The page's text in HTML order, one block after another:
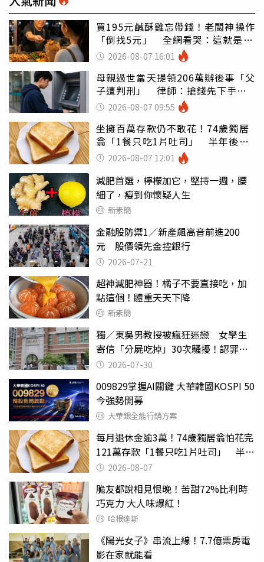
買195元鹹酥雞忘帶錢！老闆神操作
「倒找5元」 全網看哭：這就是台
灣 2026-08-07 16:01
母親過世當天提領206萬辦後事「父
子遭判刑」 律師：搶錢先下手是
罪 2026-08-07 09:55
坐擁百萬存款仍不敢花！74歲獨居
翁「1餐只吃1片吐司」 半年後暴
瘦嚇壞女兒
2026-08-07 12:01
減肥首選，檸檬加它，堅持一週，腰
細了，瘦到你懷疑人生
新素簡
金融股防禦1／新產飆高音前進200
元 股價領先金控銀行
2026-07-21
超神減肥神器！橘子不要直接吃，加
點這個！體重天天下降
新素簡
獨／東吳男教授被瘋狂迷戀 女學生
寄信「分屍吃掉」30次騷擾！認罪免
關 2026-07-30
009829掌握AI關鍵 大華韓國KOSPI 50
今強勢開募
大華銀全能行銷方案
每月退休金逾3萬！74歲獨居翁怕花完
121萬存款「1餐只吃1片吐司」 半年
後暴瘦嚇壞女兒
2026-08-07
脆友都說相見恨晚！苦甜72%比利時
巧克力 大人味爆紅！
哈根達斯
《陽光女子》串流上線！7.7億票房電
影在家就能看